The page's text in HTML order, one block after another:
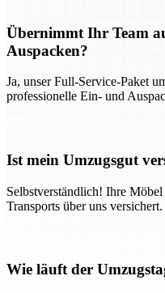
Übernimmt Ihr Team
Auspacken?
Ja, unser Full-Service-Paket
professionelle Ein- und
Ist mein Umzugsgut
Selbstverständlich! Ihre
Transports über uns versichert.
Wie läuft der